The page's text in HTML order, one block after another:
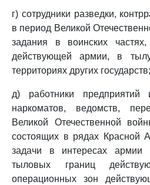
г) сотрудники разведки,
в период Великой
задания в воинских
действующей армии, в
территориях других государств;
д) работники предприятий
наркоматов, ведомств,
Великой Отечественной
состоящих в рядах Красной
задачи в интересах
тыловых границ
операционных зон